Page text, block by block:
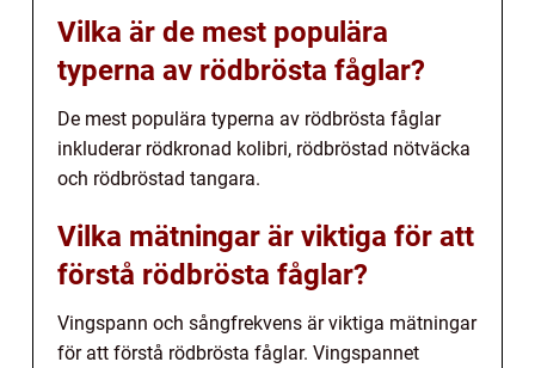
Vilka är de mest populära
typerna av rödbrösta fåglar?
De mest populära typerna av rödbrösta fåglar
inkluderar rödkronad kolibri, rödbröstad nötväcka
och rödbröstad tangara.
Vilka mätningar är viktiga för att
förstå rödbrösta fåglar?
Vingspann och sångfrekvens är viktiga mätningar
för att förstå rödbrösta fåglar. Vingspannet